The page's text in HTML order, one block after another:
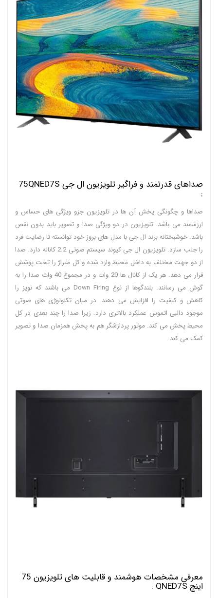
صداهای قدرتمند و فراگیر تلویزیون ال جی 75QNED7S
:
صداها و چگونگی پخش آن ها در تلویزیون جزو ویژگی های حساس و
ارزشمند می باشد. تلویزیون در دو ویژگی صدا و تصویر باید بدون نقص
باشد. خوشبختانه برند ال جی با مدل های بروز خود توانسته تا رضایت فرد
را جلب سازد. تلویزیون ال جی کیوند سیستم صوتی 2.2 کاناله دارد. صدا
از دو جهت مختلف به داخل محیط وارد شده و کل متراژ را تحت پوشش
قرار می دهد. هر یک از کانال ها 20 وات و در مجموع 40 وات صدا را به
گوش می رسانند. بلندگوها از نوع Down Firing می باشند که نویز را
کاهش و کیفیت را افزایش می دهند. در میان تکنولوژی های صوتی
موجود دالبی اتموس عملکرد بالاتری دارد. زیرا صدا را چند بعدی در کل
محیط پخش می کند. موتور پردازشگر هم به پخش همزمان صدا و تصویر
کمک می کند.
معرفی مشخصات هوشمند و قابلیت های تلویزیون 75
اینچ QNED7S :